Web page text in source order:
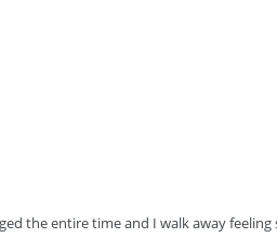
the entire time and I walk away